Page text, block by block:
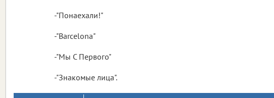
-"Понаехали!"
-"Barcelona"
-"Мы С Первого"
-"Знакомые лица".